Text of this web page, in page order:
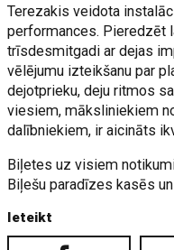
Terezakis veidota
performances. Pieredzēt
trīsdesmitgadi ar dejas
vēlējumu izteikšanu par
dejotprieku, deju ritmos
viesiem, māksliniekiem
dalībniekiem, ir aicināts
Biļetes uz visiem
Biļešu paradīzes kasēs un
Ieteikt